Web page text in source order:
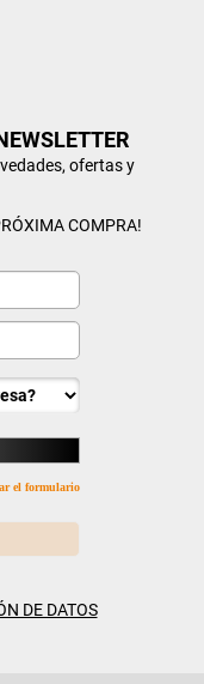
ofertas y
COMPRA!
el formulario
DE DATOS